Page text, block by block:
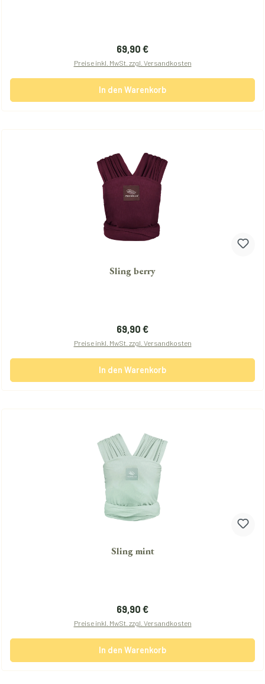
Regulärer Preis:
69,90 €
Preise inkl. MwSt. zzgl. Versandkosten
In den Warenkorb
Sling berry
Regulärer Preis:
69,90 €
Preise inkl. MwSt. zzgl. Versandkosten
In den Warenkorb
Sling mint
Regulärer Preis:
69,90 €
Preise inkl. MwSt. zzgl. Versandkosten
In den Warenkorb